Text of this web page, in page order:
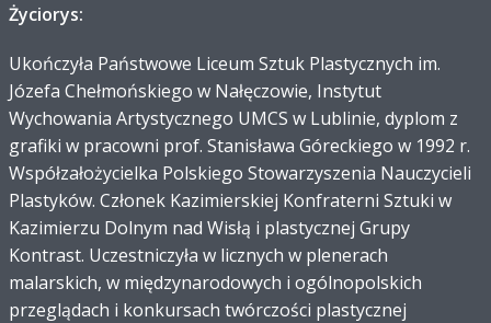
Życiorys:
Ukończyła Państwowe Liceum Sztuk Plastycznych im.
Józefa Chełmońskiego w Nałęczowie, Instytut
Wychowania Artystycznego UMCS w Lublinie, dyplom z
grafiki w pracowni prof. Stanisława Góreckiego w 1992 r.
Współzałożycielka Polskiego Stowarzyszenia Nauczycieli
Plastyków. Członek Kazimierskiej Konfraterni Sztuki w
Kazimierzu Dolnym nad Wisłą i plastycznej Grupy
Kontrast. Uczestniczyła w licznych w plenerach
malarskich, w międzynarodowych i ogólnopolskich
przeglądach i konkursach twórczości plastycznej